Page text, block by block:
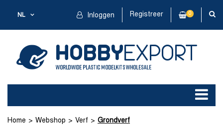
NL Inloggen Registreer 0
Home Webshop Verf Grondverf